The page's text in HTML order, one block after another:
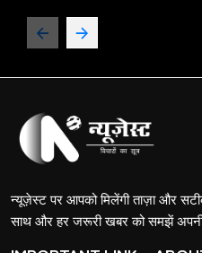
न्यूज़ेस्ट पर आपको मिलेंगी ताज़ा और
साथ और हर जरूरी खबर को समझें अपनी